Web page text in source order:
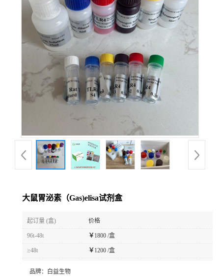
大鼠胃泌素（Gas)elisa试剂盒
起订量 (盒) 价格
96t-48t ￥ 1800 /盒
≥48t ￥ 1200 /盒
品牌：
白益生物